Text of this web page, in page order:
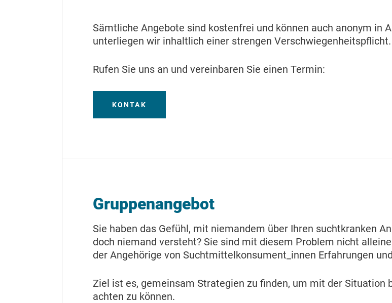
Sämtliche Angebote sind kostenfrei und können auch anonym in
unterliegen wir inhaltlich einer strengen Verschwiegenheitspflicht.
Rufen Sie uns an und vereinbaren Sie einen Termin:
KONTAK
Gruppenangebot
Sie haben das Gefühl, mit niemandem über Ihren suchtkranken
doch niemand versteht? Sie sind mit diesem Problem nicht
der Angehörige von Suchtmittelkonsument_innen Erfahrungen
Ziel ist es, gemeinsam Strategien zu finden, um mit der Situation
achten zu können.